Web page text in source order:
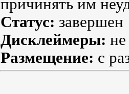
причинять им
Статус: завершен
Дисклеймеры:
Размещение: с